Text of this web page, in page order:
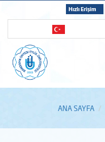
Hızlı Erişim
ANA SAYFA